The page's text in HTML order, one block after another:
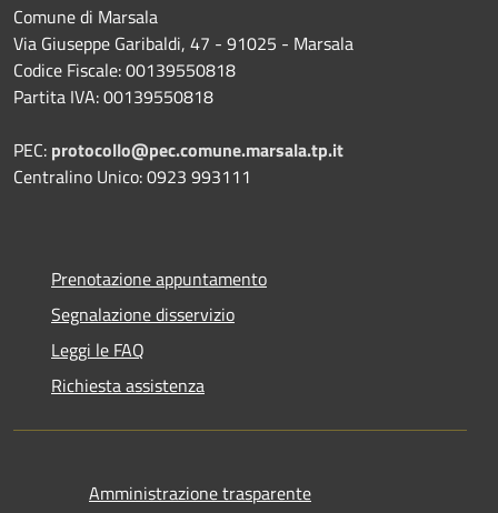
Comune di Marsala
Via Giuseppe Garibaldi, 47 - 91025 - Marsala
Codice Fiscale: 00139550818
Partita IVA: 00139550818
PEC: protocollo@pec.comune.marsala.tp.it
Centralino Unico: 0923 993111
Prenotazione appuntamento
Segnalazione disservizio
Leggi le FAQ
Richiesta assistenza
Amministrazione trasparente